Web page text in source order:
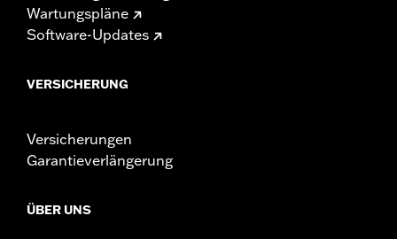
Wartungspläne
Software-Updates
VERSICHERUNG
Versicherungen
Garantieverlängerung
ÜBER UNS